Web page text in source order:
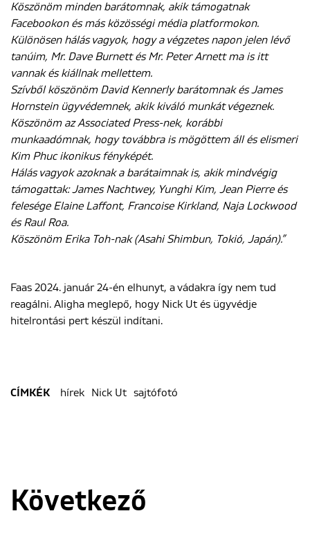
Köszönöm minden barátomnak, akik támogatnak
Facebookon és más közösségi média platformokon.
Különösen hálás vagyok, hogy a végzetes napon jelen lévő
tanúim, Mr. Dave Burnett és Mr. Peter Arnett ma is itt
vannak és kiállnak mellettem.
Szívből köszönöm David Kennerly barátomnak és James
Hornstein ügyvédemnek, akik kiváló munkát végeznek.
Köszönöm az Associated Press-nek, korábbi
munkaadómnak, hogy továbbra is mögöttem áll és elismeri
Kim Phuc ikonikus fényképét.
Hálás vagyok azoknak a barátaimnak is, akik mindvégig
támogattak: James Nachtwey, Yunghi Kim, Jean Pierre és
felesége Elaine Laffont, Francoise Kirkland, Naja Lockwood
és Raul Roa.
Köszönöm Erika Toh-nak (Asahi Shimbun, Tokió, Japán).”
Faas 2024. január 24-én elhunyt, a vádakra így nem tud
reagálni. Aligha meglepő, hogy Nick Ut és ügyvédje
hitelrontási pert készül indítani.
CÍMKÉK hírek Nick Ut sajtófotó
Következő